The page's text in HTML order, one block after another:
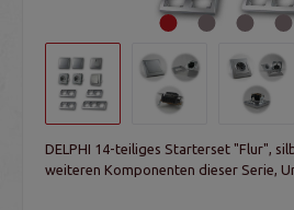
DELPHI 14-teiliges Starterset "Flur",
weiteren Komponenten dieser Serie,